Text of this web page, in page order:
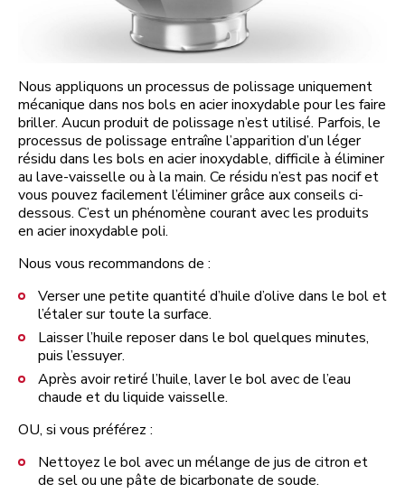
Nous appliquons un processus de polissage uniquement
mécanique dans nos bols en acier inoxydable pour les faire
briller. Aucun produit de polissage n’est utilisé. Parfois, le
processus de polissage entraîne l’apparition d’un léger
résidu dans les bols en acier inoxydable, difficile à éliminer
au lave-vaisselle ou à la main. Ce résidu n’est pas nocif et
vous pouvez facilement l’éliminer grâce aux conseils ci-
dessous. C’est un phénomène courant avec les produits
en acier inoxydable poli.
Nous vous recommandons de :
Verser une petite quantité d’huile d’olive dans le bol et
l’étaler sur toute la surface.
Laisser l’huile reposer dans le bol quelques minutes,
puis l’essuyer.
Après avoir retiré l’huile, laver le bol avec de l’eau
chaude et du liquide vaisselle.
OU, si vous préférez :
Nettoyez le bol avec un mélange de jus de citron et
de sel ou une pâte de bicarbonate de soude.